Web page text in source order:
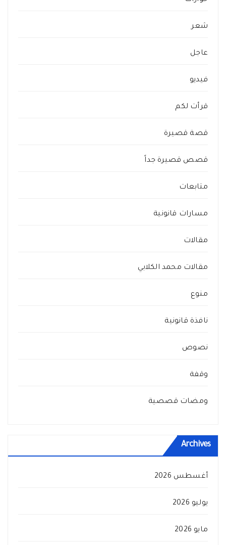
شعر
عاجل
فيديو
قرأت لكم
قصة قصيرة
قصص قصيرة جداً
متابعات
مسارات قانونية
مقالات
مقالات محمد الكلابي
منوع
نافذة قانونية
نصوص
وقفة
ومضات قصصية
Archives
أغسطس 2026
يوليو 2026
مايو 2026